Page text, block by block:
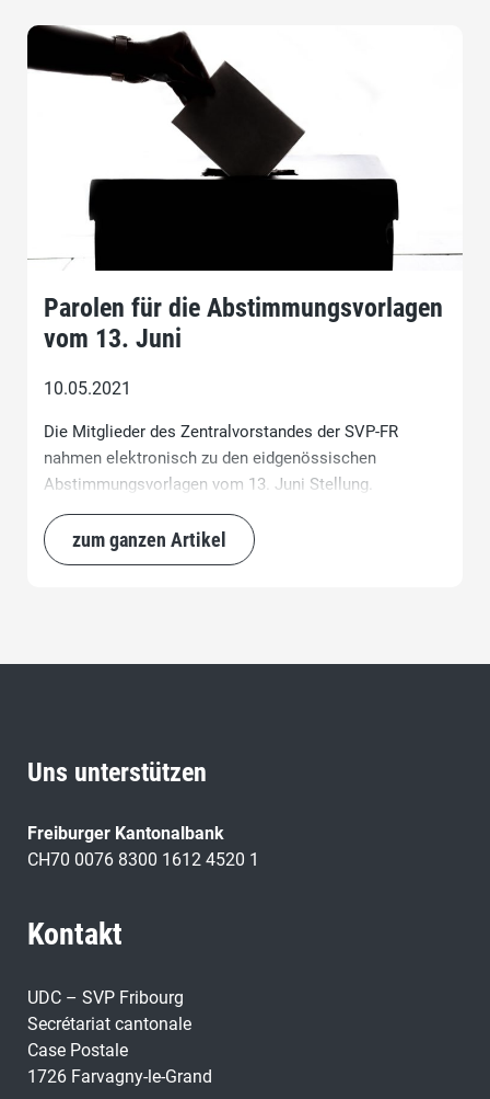
Parolen für die Abstimmungsvorlagen
vom 13. Juni
10.05.2021
Die Mitglieder des Zentralvorstandes der SVP-FR
nahmen elektronisch zu den eidgenössischen
Abstimmungsvorlagen vom 13. Juni Stellung.
zum ganzen Artikel
Uns unterstützen
Freiburger Kantonalbank
CH70 0076 8300 1612 4520 1
Kontakt
UDC – SVP Fribourg
Secrétariat cantonale
Case Postale
1726 Farvagny-le-Grand